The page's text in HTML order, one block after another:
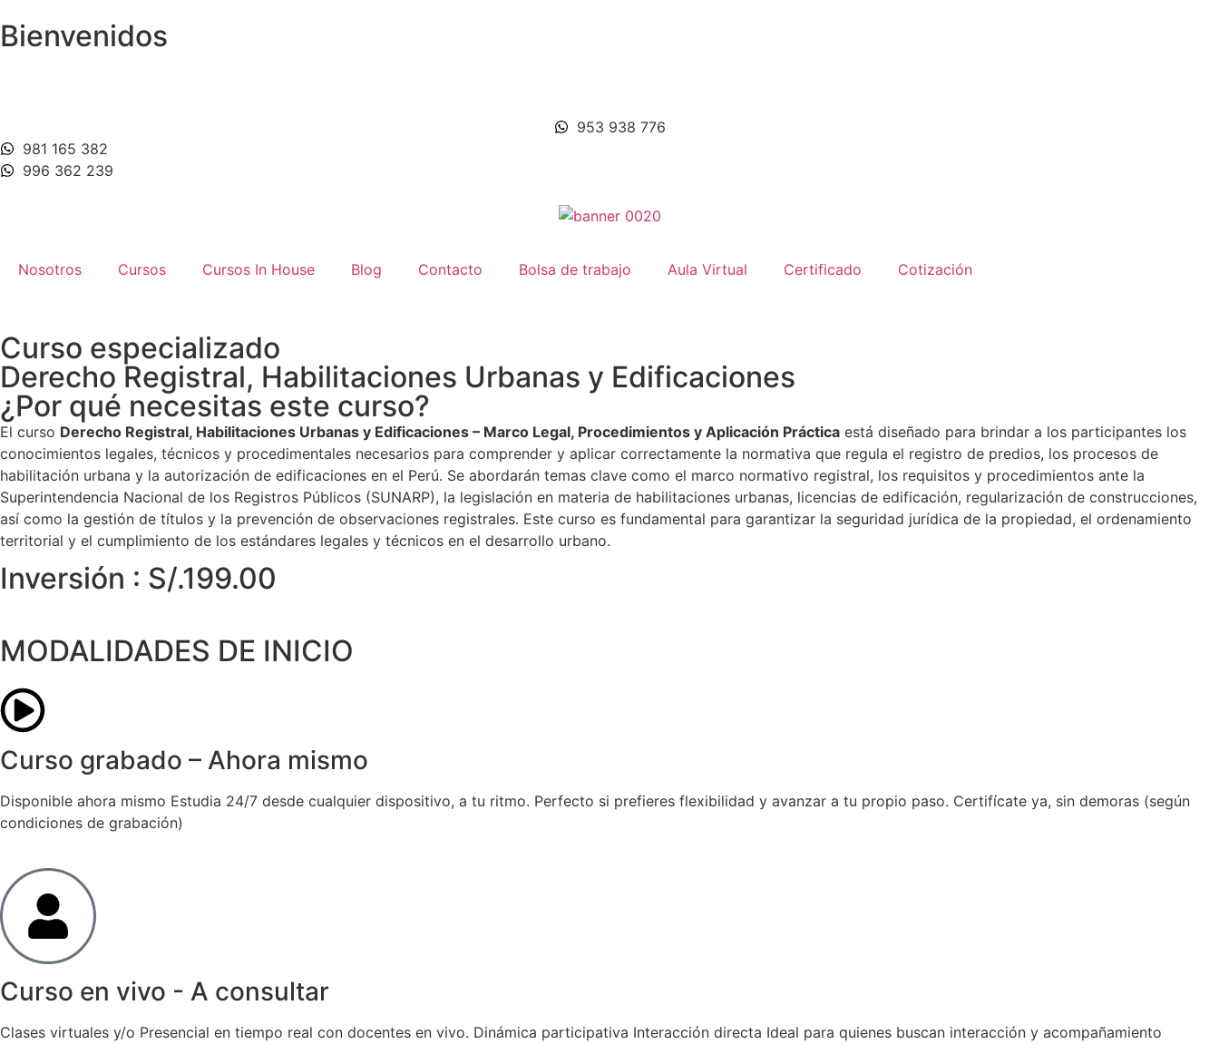
Bienvenidos
953 938 776
981 165 382
996 362 239
Nosotros Cursos Cursos In House Blog Contacto Bolsa de trabajo Aula Virtual Certificado Cotización
Curso especializado
Derecho Registral, Habilitaciones Urbanas y Edificaciones
¿Por qué necesitas este curso?
El curso Derecho Registral, Habilitaciones Urbanas y Edificaciones – Marco Legal, Procedimientos y Aplicación Práctica está diseñado para brindar a los participantes los
conocimientos legales, técnicos y procedimentales necesarios para comprender y aplicar correctamente la normativa que regula el registro de predios, los procesos de
habilitación urbana y la autorización de edificaciones en el Perú. Se abordarán temas clave como el marco normativo registral, los requisitos y procedimientos ante la
Superintendencia Nacional de los Registros Públicos (SUNARP), la legislación en materia de habilitaciones urbanas, licencias de edificación, regularización de construcciones,
así como la gestión de títulos y la prevención de observaciones registrales. Este curso es fundamental para garantizar la seguridad jurídica de la propiedad, el ordenamiento
territorial y el cumplimiento de los estándares legales y técnicos en el desarrollo urbano.
Inversión : S/.199.00
MODALIDADES DE INICIO
Curso grabado – Ahora mismo
Disponible ahora mismo Estudia 24/7 desde cualquier dispositivo, a tu ritmo. Perfecto si prefieres flexibilidad y avanzar a tu propio paso. Certifícate ya, sin demoras (según
condiciones de grabación)
Curso en vivo - A consultar
Clases virtuales y/o Presencial en tiempo real con docentes en vivo. Dinámica participativa Interacción directa Ideal para quienes buscan interacción y acompañamiento